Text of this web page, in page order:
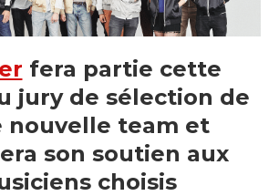
fera partie cette
jury de sélection de
nouvelle team et
son soutien aux
choisis